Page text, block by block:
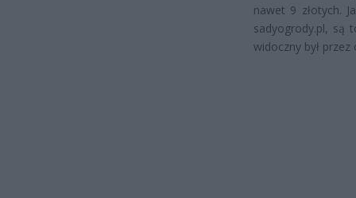
nawet 9 złotych.
sadyogrody.pl, są
widoczny był